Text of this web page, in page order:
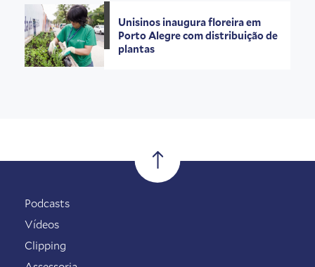
Unisinos inaugura floreira em
Porto Alegre com distribuição de
plantas
Podcasts
Vídeos
Clipping